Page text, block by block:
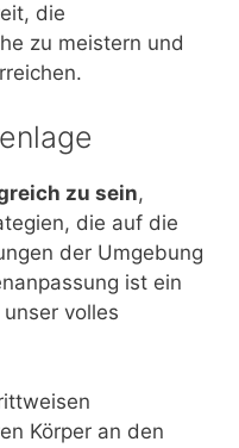
die
zu meistern und
zu sein,
die auf die
der Umgebung
ist ein
volles
Körper an den